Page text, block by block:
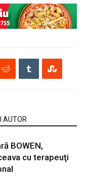
AUTOR
BOWEN,
cu terapeuţi